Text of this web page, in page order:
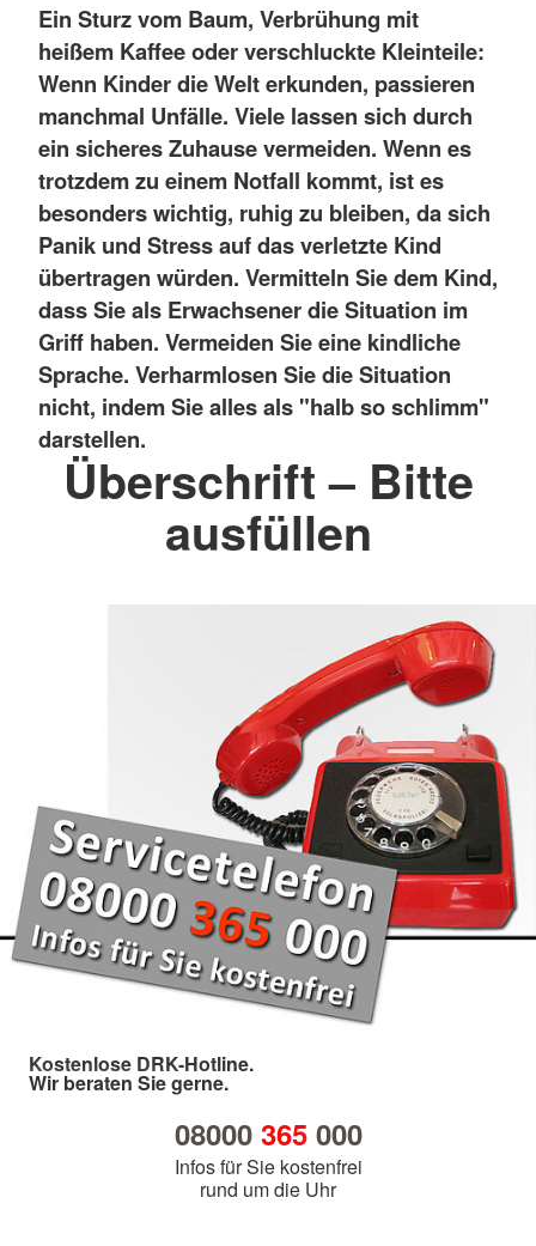
Ein Sturz vom Baum, Verbrühung mit
heißem Kaffee oder verschluckte Kleinteile:
Wenn Kinder die Welt erkunden, passieren
manchmal Unfälle. Viele lassen sich durch
ein sicheres Zuhause vermeiden. Wenn es
trotzdem zu einem Notfall kommt, ist es
besonders wichtig, ruhig zu bleiben, da sich
Panik und Stress auf das verletzte Kind
übertragen würden. Vermitteln Sie dem Kind,
dass Sie als Erwachsener die Situation im
Griff haben. Vermeiden Sie eine kindliche
Sprache. Verharmlosen Sie die Situation
nicht, indem Sie alles als "halb so schlimm"
darstellen.
Überschrift – Bitte
ausfüllen
Kostenlose DRK-Hotline.
Wir beraten Sie gerne.
08000 365000
Infos für Sie kostenfrei
rund um die Uhr